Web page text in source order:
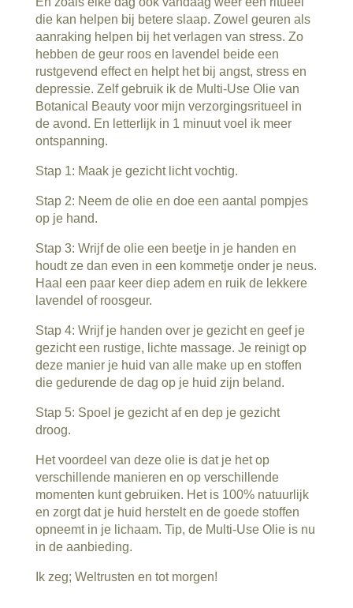
die kan helpen bij betere slaap. Zowel geuren als
aanraking helpen bij het verlagen van stress. Zo
hebben de geur roos en lavendel beide een
rustgevend effect en helpt het bij angst, stress en
depressie. Zelf gebruik ik de Multi-Use Olie van
Botanical Beauty voor mijn verzorgingsritueel in
de avond. En letterlijk in 1 minuut voel ik meer
ontspanning.
Stap 1: Maak je gezicht licht vochtig.
Stap 2: Neem de olie en doe een aantal pompjes
op je hand.
Stap 3: Wrijf de olie een beetje in je handen en
houdt ze dan even in een kommetje onder je neus.
Haal een paar keer diep adem en ruik de lekkere
lavendel of roosgeur.
Stap 4: Wrijf je handen over je gezicht en geef je
gezicht een rustige, lichte massage. Je reinigt op
deze manier je huid van alle make up en stoffen
die gedurende de dag op je huid zijn beland.
Stap 5: Spoel je gezicht af en dep je gezicht
droog.
Het voordeel van deze olie is dat je het op
verschillende manieren en op verschillende
momenten kunt gebruiken. Het is 100% natuurlijk
en zorgt dat je huid herstelt en de goede stoffen
opneemt in je lichaam. Tip, de Multi-Use Olie is nu
in de aanbieding.
Ik zeg; Weltrusten en tot morgen!